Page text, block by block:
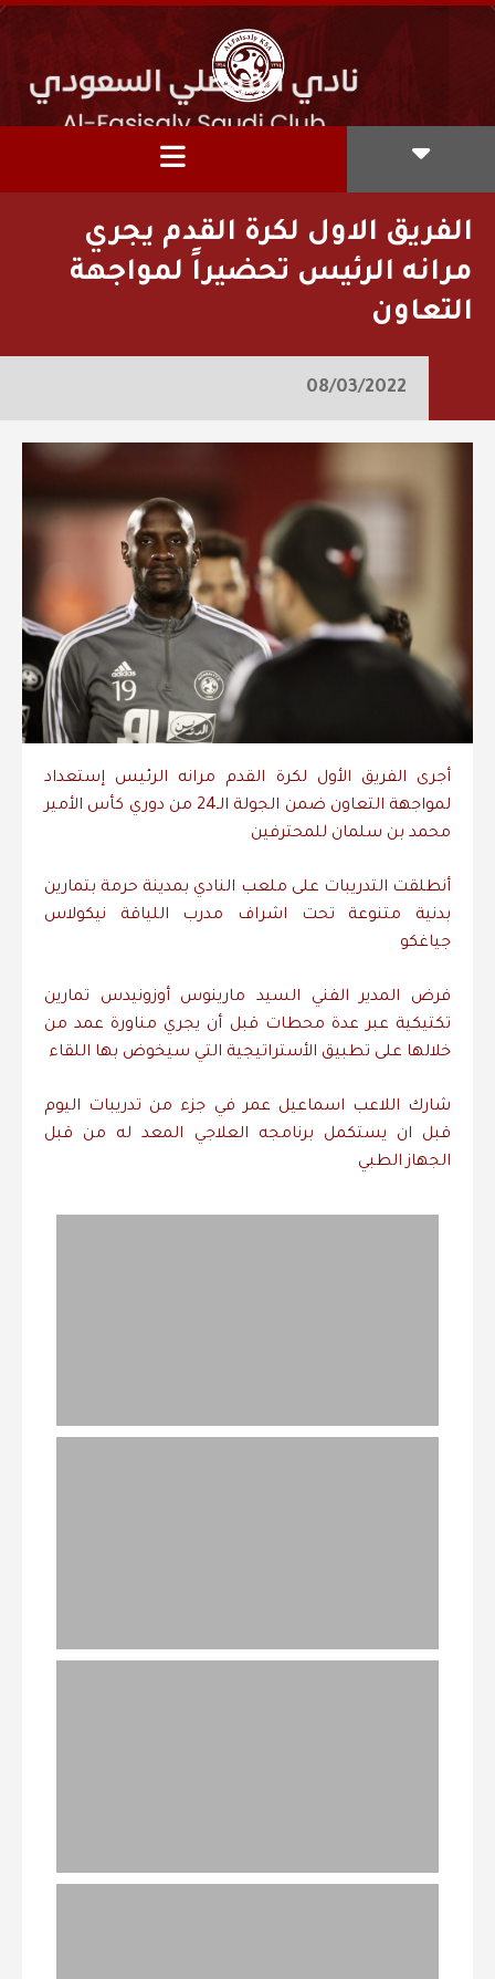
الفريق الاول لكرة القدم يجري
مرانه الرئيس تحضيراً لمواجهة
التعاون
08/03/2022
أجرى الفريق الأول لكرة القدم مرانه الرئيس إستعداد
لمواجهة التعاون ضمن الجولة الـ24 من دوري كأس الأمير
محمد بن سلمان للمحترفين
أنطلقت التدريبات على ملعب النادي بمدينة حرمة بتمارين
بدنية متنوعة تحت اشراف مدرب اللياقة نيكولاس
جياغكو
فرض المدير الفني السيد مارينوس أوزونيدس تمارين
تكتيكية عبر عدة محطات قبل أن يجري مناورة عمد من
خلالها على تطبيق الأستراتيجية التي سيخوض بها اللقاء
شارك اللاعب اسماعيل عمر في جزء من تدريبات اليوم
قبل ان يستكمل برنامجه العلاجي المعد له من قبل
الجهاز الطبي